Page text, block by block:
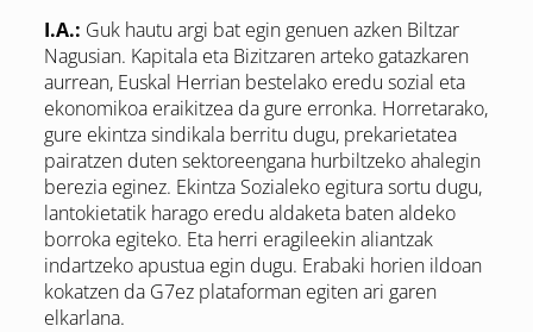
I.A.: Guk hautu argi bat egin genuen azken Biltzar
Nagusian. Kapitala eta Bizitzaren arteko gatazkaren
aurrean, Euskal Herrian bestelako eredu sozial eta
ekonomikoa eraikitzea da gure erronka. Horretarako,
gure ekintza sindikala berritu dugu, prekarietatea
pairatzen duten sektoreengana hurbiltzeko ahalegin
berezia eginez. Ekintza Sozialeko egitura sortu dugu,
lantokietatik harago eredu aldaketa baten aldeko
borroka egiteko. Eta herri eragileekin aliantzak
indartzeko apustua egin dugu. Erabaki horien ildoan
kokatzen da G7ez plataforman egiten ari garen
elkarlana.